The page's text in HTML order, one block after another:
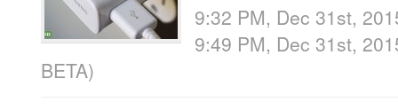
9:32 PM, Dec 31st,
9:49 PM, Dec 31st,
BETA)